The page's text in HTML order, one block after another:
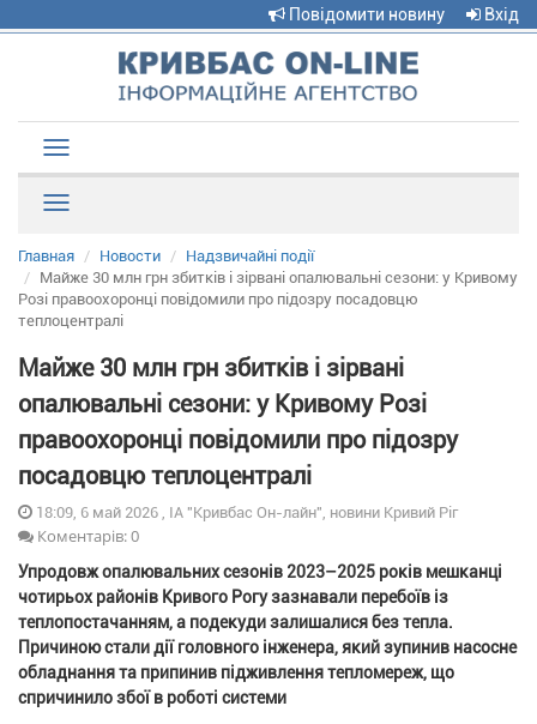
Повідомити новину Вхід
navigation
Главная Новости
Надзвичайні події
Майже 30 млн грн збитків і зірвані опалювальні сезони: у Кривому
Розі правоохоронці повідомили про підозру посадовцю
теплоцентралі
Майже 30 млн грн збитків і зірвані
опалювальні сезони: у Кривому Розі
правоохоронці повідомили про підозру
посадовцю теплоцентралі
18:09, 6 май 2026 , ІА "Кривбас Он-лайн", новини Кривий Ріг
Коментарів: 0
Упродовж опалювальних сезонів 2023–2025 років мешканці
чотирьох районів Кривого Рогу зазнавали перебоїв із
теплопостачанням, а подекуди залишалися без тепла.
Причиною стали дії головного інженера, який зупинив насосне
обладнання та припинив підживлення тепломереж, що
спричинило збої в роботі системи